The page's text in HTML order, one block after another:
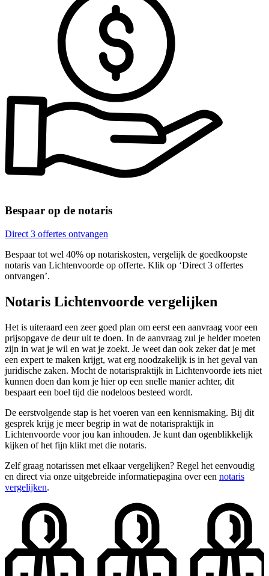
Bespaar op de notaris
Direct 3 offertes ontvangen
Bespaar tot wel 40% op notariskosten, vergelijk de goedkoopste
notaris van Lichtenvoorde op offerte. Klik op ‘Direct 3 offertes
ontvangen’.
Notaris Lichtenvoorde vergelijken
Het is uiteraard een zeer goed plan om eerst een aanvraag voor een
prijsopgave de deur uit te doen. In de aanvraag zul je helder moeten
zijn in wat je wil en wat je zoekt. Je weet dan ook zeker dat je met
een expert te maken krijgt, wat erg noodzakelijk is in het geval van
juridische zaken. Mocht de notarispraktijk in Lichtenvoorde iets niet
kunnen doen dan kom je hier op een snelle manier achter, dit
bespaart een boel tijd die nodeloos besteed wordt.
De eerstvolgende stap is het voeren van een kennismaking. Bij dit
gesprek krijg je meer begrip in wat de notarispraktijk in
Lichtenvoorde voor jou kan inhouden. Je kunt dan ogenblikkelijk
kijken of het fijn klikt met die notaris.
Zelf graag notarissen met elkaar vergelijken? Regel het eenvoudig
en direct via onze uitgebreide informatiepagina over een notaris
vergelijken.